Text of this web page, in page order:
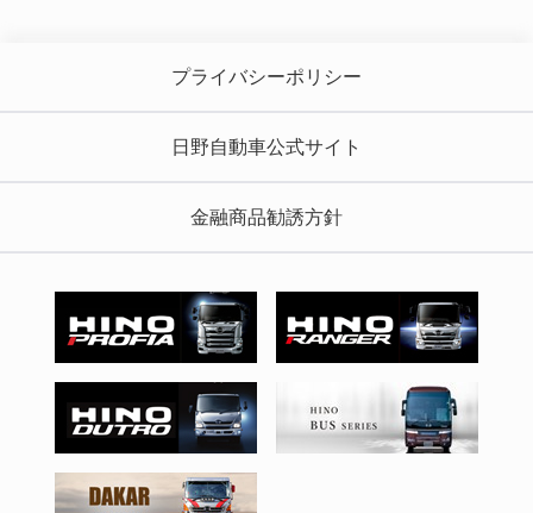
プライバシーポリシー
日野自動車公式サイト
金融商品勧誘方針